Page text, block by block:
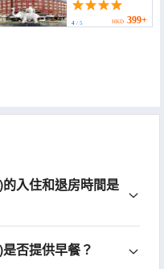
4/ 5 HKD 399+
入住和退房時間是
否提供早餐？